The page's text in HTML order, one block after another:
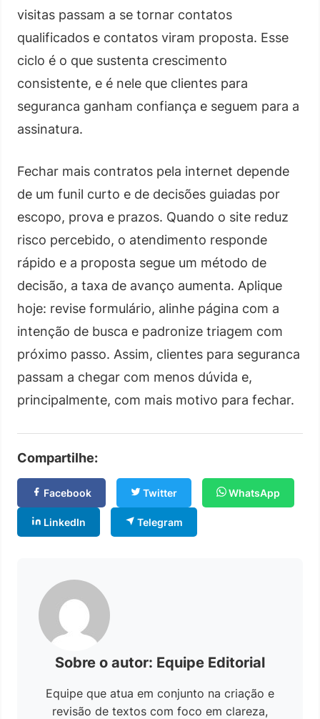
visitas passam a se tornar contatos
qualificados e contatos viram proposta. Esse
ciclo é o que sustenta crescimento
consistente, e é nele que clientes para
seguranca ganham confiança e seguem para a
assinatura.
Fechar mais contratos pela internet depende
de um funil curto e de decisões guiadas por
escopo, prova e prazos. Quando o site reduz
risco percebido, o atendimento responde
rápido e a proposta segue um método de
decisão, a taxa de avanço aumenta. Aplique
hoje: revise formulário, alinhe página com a
intenção de busca e padronize triagem com
próximo passo. Assim, clientes para seguranca
passam a chegar com menos dúvida e,
principalmente, com mais motivo para fechar.
Compartilhe:
Facebook Twitter WhatsApp
LinkedIn Telegram
Sobre o autor: Equipe Editorial
Equipe que atua em conjunto na criação e
revisão de textos com foco em clareza,